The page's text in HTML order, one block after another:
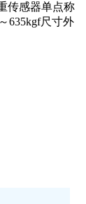
传感器单点称
635kgf尺寸外